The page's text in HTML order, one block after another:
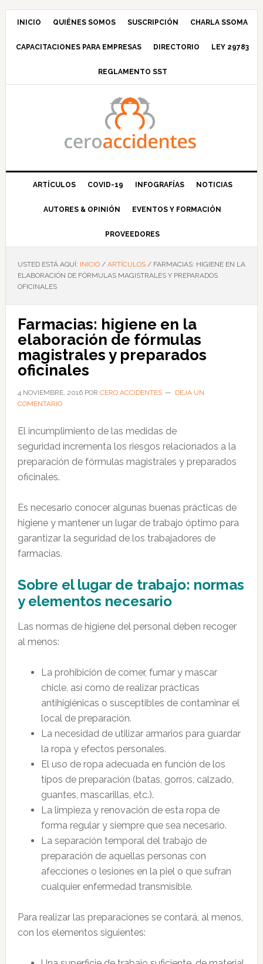
Saltar
navegación
Saltar
principal
Saltar
barra
principal
Saltar
INICIO QUIÉNES SOMOS SUSCRIPCIÓN CHARLA SSOMA
CAPACITACIONES PARA EMPRESAS DIRECTORIO LEY 29783
REGLAMENTO SST
ARTÍCULOS COVID-19 INFOGRAFÍAS NOTICIAS
AUTORES & OPINIÓN EVENTOS Y FORMACIÓN
PROVEEDORES
USTED ESTÁ AQUÍ: INICIO / ARTÍCULOS /FARMACIAS: HIGIENE EN LA
ELABORACIÓN DE FÓRMULAS MAGISTRALES Y PREPARADOS
OFICINALES
Farmacias: higiene en la
elaboración de fórmulas
magistrales y preparados
oficinales
4 NOVIEMBRE, 2016POR CERO ACCIDENTES
DEJA UN
COMENTARIO
El incumplimiento de las medidas de
seguridad incrementa los riesgos relacionados a la
preparación de fórmulas magistrales y preparados
oficinales.
Es necesario conocer algunas buenas prácticas de
higiene y mantener un lugar de trabajo óptimo para
garantizar la seguridad de los trabajadores de
farmacias.
Sobre el lugar de trabajo: normas
y elementos necesario
Las normas de higiene del personal deben recoger
al menos:
La prohibición de comer, fumar y mascar
chicle, así como de realizar prácticas
antihigiénicas o susceptibles de contaminar el
local de preparación.
La necesidad de utilizar armarios para guardar
la ropa y efectos personales.
El uso de ropa adecuada en función de los
tipos de preparación (batas, gorros, calzado,
guantes, mascarillas, etc.).
La limpieza y renovación de esta ropa de
forma regular y siempre que sea necesario.
La separación temporal del trabajo de
preparación de aquellas personas con
afecciones o lesiones en la piel o que sufran
cualquier enfermedad transmisible.
Para realizar las preparaciones se contará, al menos,
con los elementos siguientes: